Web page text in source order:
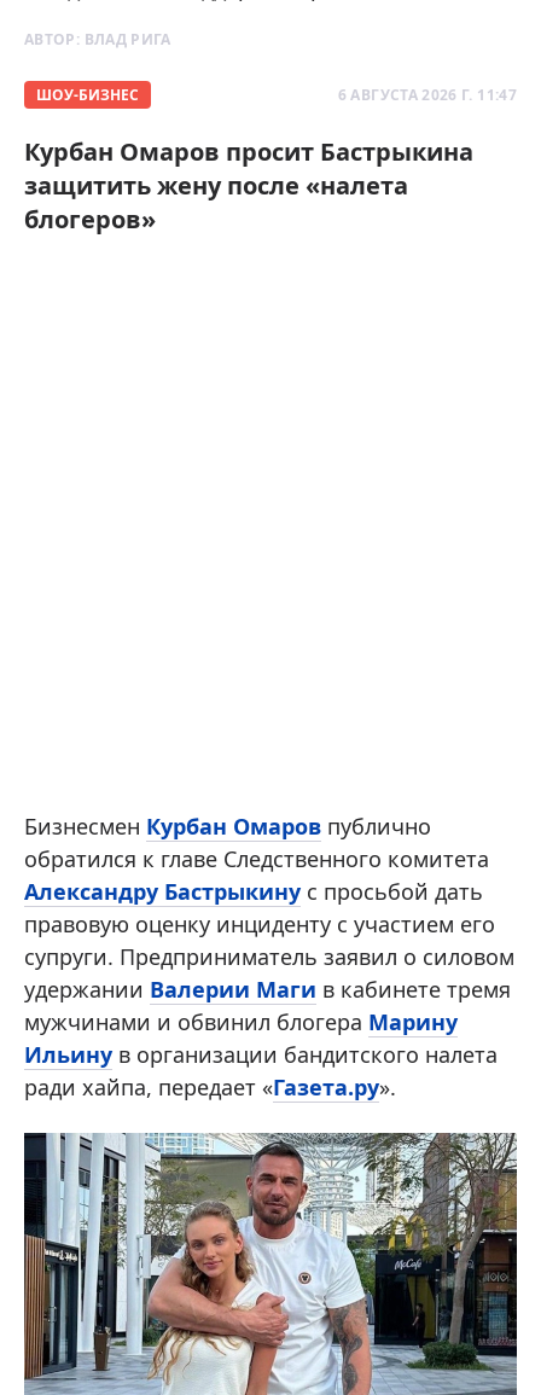
АВТОР: ВЛАД РИГА
ШОУ-БИЗНЕС 6 АВГУСТА 2026 Г. 11:47
Курбан Омаров просит Бастрыкина
защитить жену после «налета
блогеров»
Бизнесмен Курбан Омаров публично
обратился к главе Следственного комитета
Александру Бастрыкину с просьбой дать
правовую оценку инциденту с участием его
супруги. Предприниматель заявил о силовом
удержании Валерии Маги в кабинете тремя
мужчинами и обвинил блогера Марину
Ильину в организации бандитского налета
ради хайпа, передает «Газета.ру».